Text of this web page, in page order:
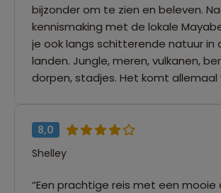
bijzonder om te zien en beleven.
kennismaking met de lokale
je ook langs schitterende natuur in
landen. Jungle, meren, vulkanen,
dorpen, stadjes. Het komt allemaal
8,0
Shelley
“Een prachtige reis met een